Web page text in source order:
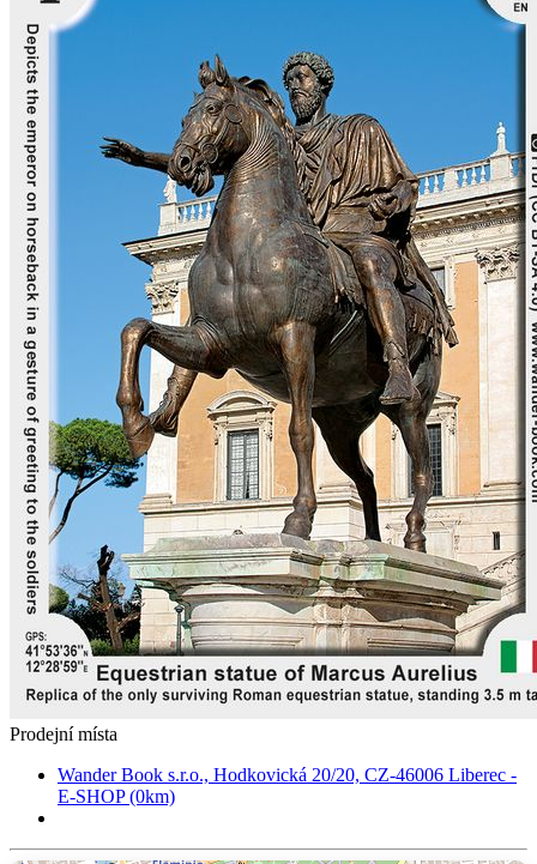
Prodejní místa
Wander Book s.r.o., Hodkovická 20/20, CZ-46006 Liberec -
E-SHOP (0km)